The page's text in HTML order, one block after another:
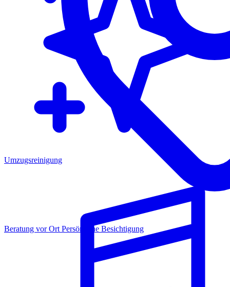
Beratung vor OrtPersönliche Besichtigung
Umzugsreinigung